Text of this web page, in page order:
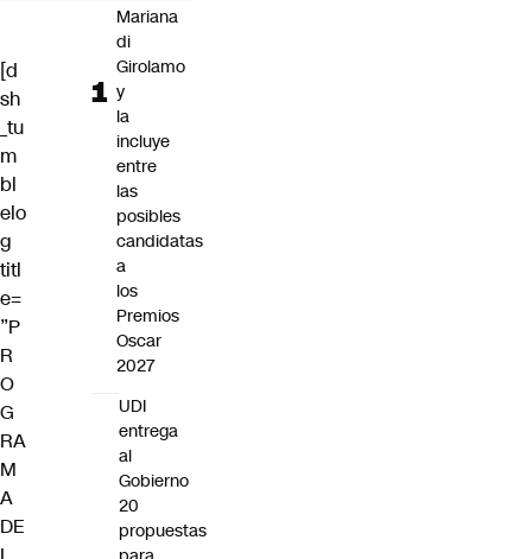
[d
sh
_tu
m
bl
elo
g
titl
e=
”P
R
O
G
RA
M
A
DE
Mariana
di
Girolamo
y
la
incluye
entre
las
posibles
candidatas
a
los
Premios
Oscar
2027
UDI
entrega
al
Gobierno
20
propuestas